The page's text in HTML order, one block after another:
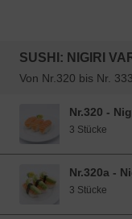
SUSHI: NIGIRI
Von Nr.320 bis Nr.
Nr.320 -
3 Stücke
Nr.320a -
3 Stücke